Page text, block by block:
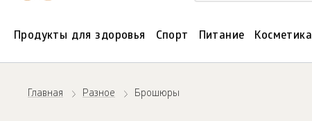
Продукты для здоровья Спорт Питание Косметика
Главная Разное Брошюры